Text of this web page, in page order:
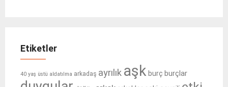
Etiketler
40 yaş üstü aldatılma arkadaş ayrılık aşk burç burçlar